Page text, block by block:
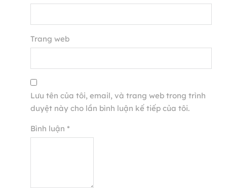
Trang web
Lưu tên của tôi, email, và trang web trong trình
duyệt này cho lần bình luận kế tiếp của tôi.
Bình luận *